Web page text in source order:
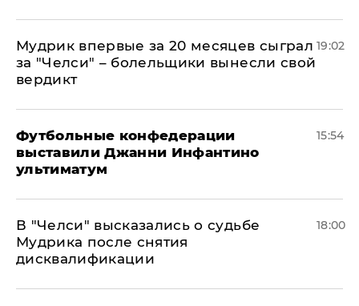
Мудрик впервые за 20 месяцев сыграл
за "Челси" – болельщики вынесли свой
вердикт
19:02
Футбольные конфедерации
выставили Джанни Инфантино
ультиматум
15:54
В "Челси" высказались о судьбе
Мудрика после снятия
дисквалификации
18:00